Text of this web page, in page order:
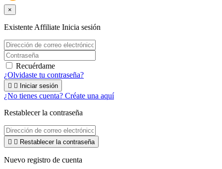
×
Existente Affiliate Inicia sesión
Recuérdame
¿Olvidaste tu contraseña?
  Iniciar sesión
¿No tienes cuenta? Créate una aquí
Restablecer la contraseña
  Restablecer la contraseña
Nuevo registro de cuenta